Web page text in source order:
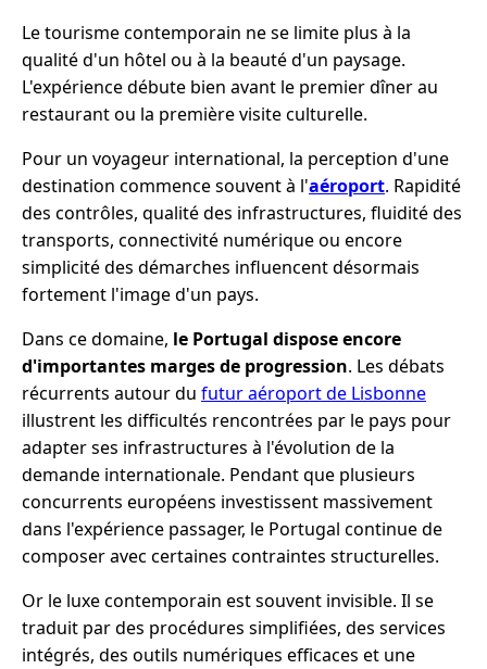
Le tourisme contemporain ne se limite plus à la
qualité d'un hôtel ou à la beauté d'un paysage.
L'expérience débute bien avant le premier dîner au
restaurant ou la première visite culturelle.
Pour un voyageur international, la perception d'une
destination commence souvent à l'aéroport. Rapidité
des contrôles, qualité des infrastructures, fluidité des
transports, connectivité numérique ou encore
simplicité des démarches influencent désormais
fortement l'image d'un pays.
Dans ce domaine, le Portugal dispose encore
d'importantes marges de progression. Les débats
récurrents autour du futur aéroport de Lisbonne
illustrent les difficultés rencontrées par le pays pour
adapter ses infrastructures à l'évolution de la
demande internationale. Pendant que plusieurs
concurrents européens investissent massivement
dans l'expérience passager, le Portugal continue de
composer avec certaines contraintes structurelles.
Or le luxe contemporain est souvent invisible. Il se
traduit par des procédures simplifiées, des services
intégrés, des outils numériques efficaces et une